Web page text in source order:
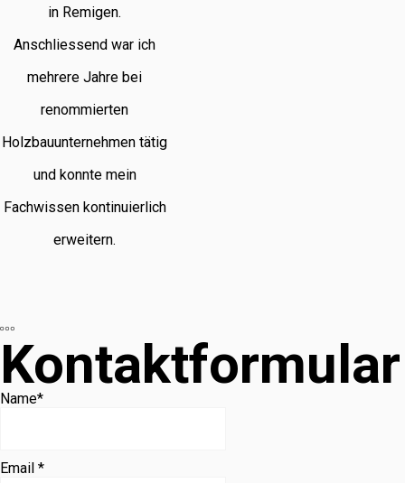
in Remigen.
Anschliessend war ich
mehrere Jahre bei
renommierten
Holzbauunternehmen tätig
und konnte mein
Fachwissen kontinuierlich
erweitern.
Kontaktformular
Name*
Email *